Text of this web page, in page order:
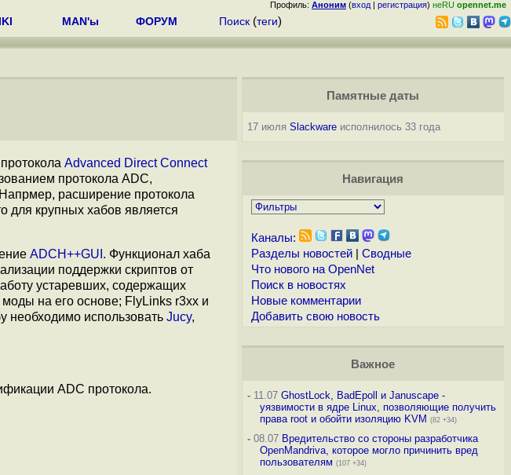
Профиль: Аноним (вход | регистрация) неRU opennet.me
MAN'ы ФОРУМ Поиск (теги)
Advanced Direct Connect
протокола ADC,
расширение протокола
для крупных хабов является
ADCH++GUI . Функционал хаба
поддержки скриптов от
устаревших, содержащих
моды на его основе; FlyLinks r3xx и
необходимо использовать Jucy,
ADC протокола.
Памятные даты
17 июля Slackwareисполнилось 33 года
Навигация
Каналы:
Разделы новостей| Сводные
Что нового на OpenNet
Поиск в новостях
Новые комментарии
Добавить свою новость
Важное
-11.07 GhostLock, BadEpoll и Januscape -
уязвимости в ядре Linux, позволяющие получить
права root и обойти изоляцию KVM (82 +34)
-08.07 Вредительство со стороны разработчика
OpenMandriva, которое могло причинить вред
пользователям (107 +34)